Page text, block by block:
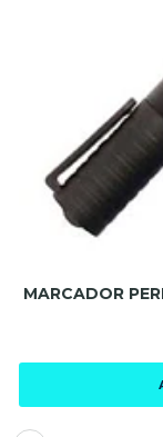
MARCADOR